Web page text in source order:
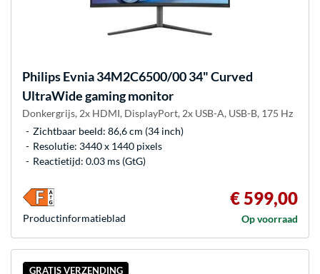
PhilipsEvnia 34M2C6500/00 34" Curved
UltraWide gaming monitor
Donkergrijs, 2x HDMI, DisplayPort, 2x USB-A, USB-B, 175 Hz
Zichtbaar beeld: 86,6 cm (34 inch)
Resolutie: 3440 x 1440 pixels
Reactietijd: 0.03 ms (GtG)
€ 599,00
Op voorraad
Product­informatieblad
GRATIS VERZENDING